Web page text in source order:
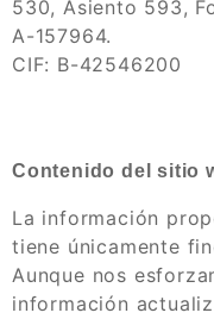
530, Asiento 593,
A-157964.
CIF: B-42546200
Contenido del sitio
La información
tiene únicamente
Aunque nos
información